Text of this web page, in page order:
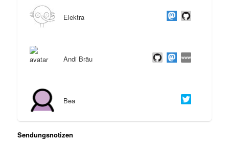
Elektra
Andi Bräu
Bea
Sendungsnotizen